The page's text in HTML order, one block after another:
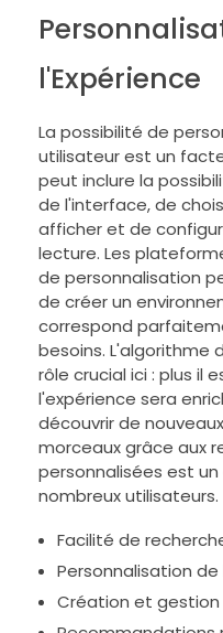
l'Expérience
La possibilité de
utilisateur est un
peut inclure la
de l'interface, de
afficher et de
lecture. Les
de personnalisation
de créer un
correspond
besoins. L'algorithme
rôle crucial ici : plus il
l'expérience sera
découvrir de
morceaux grâce aux
personnalisées est
nombreux utilisateurs.
Facilité de
Personnalisation
Création et gestion